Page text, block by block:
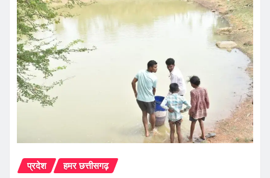
प्रदेश हमर छत्तीसगढ़